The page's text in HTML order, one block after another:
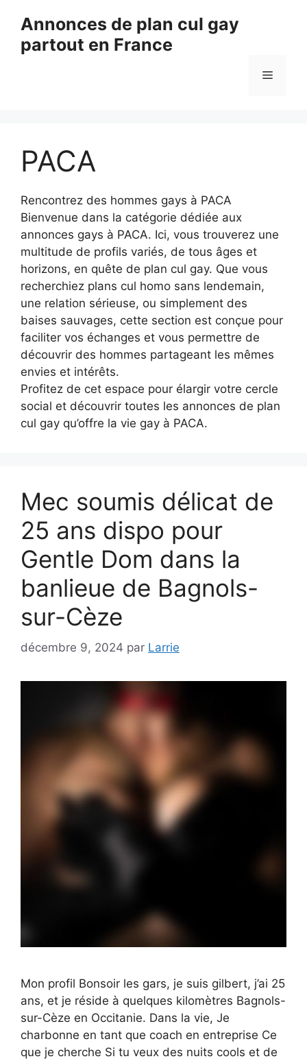
contenu
Annonces de plan cul gay
partout en France
Menu
PACA
Rencontrez des hommes gays à PACA
Bienvenue dans la catégorie dédiée aux
annonces gays à PACA. Ici, vous trouverez une
multitude de profils variés, de tous âges et
horizons, en quête de plan cul gay. Que vous
recherchiez plans cul homo sans lendemain,
une relation sérieuse, ou simplement des
baises sauvages, cette section est conçue pour
faciliter vos échanges et vous permettre de
découvrir des hommes partageant les mêmes
envies et intérêts.
Profitez de cet espace pour élargir votre cercle
social et découvrir toutes les annonces de plan
cul gay qu’offre la vie gay à PACA.
Mec soumis délicat de
25 ans dispo pour
Gentle Dom dans la
banlieue de Bagnols-
sur-Cèze
décembre 9, 2024 par Larrie
Mon profil Bonsoir les gars, je suis gilbert, j’ai 25
ans, et je réside à quelques kilomètres Bagnols-
sur-Cèze en Occitanie. Dans la vie, Je
charbonne en tant que coach en entreprise Ce
que je cherche Si tu veux des nuits cools et de